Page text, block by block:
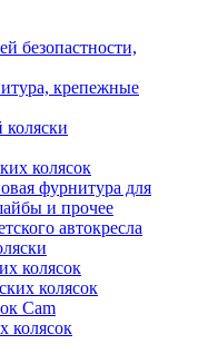
безопастности,
крепежные
коляски
колясок
фурнитура для
и прочее
автокресла
колясок
колясок
Cam
колясок